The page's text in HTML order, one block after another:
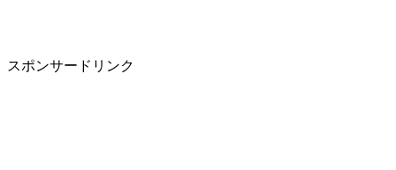
スポンサードリンク